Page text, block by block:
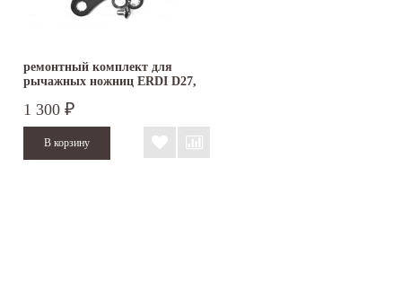
ремонтный комплект для
рычажных ножниц ERDI D27,
1 300 ₽